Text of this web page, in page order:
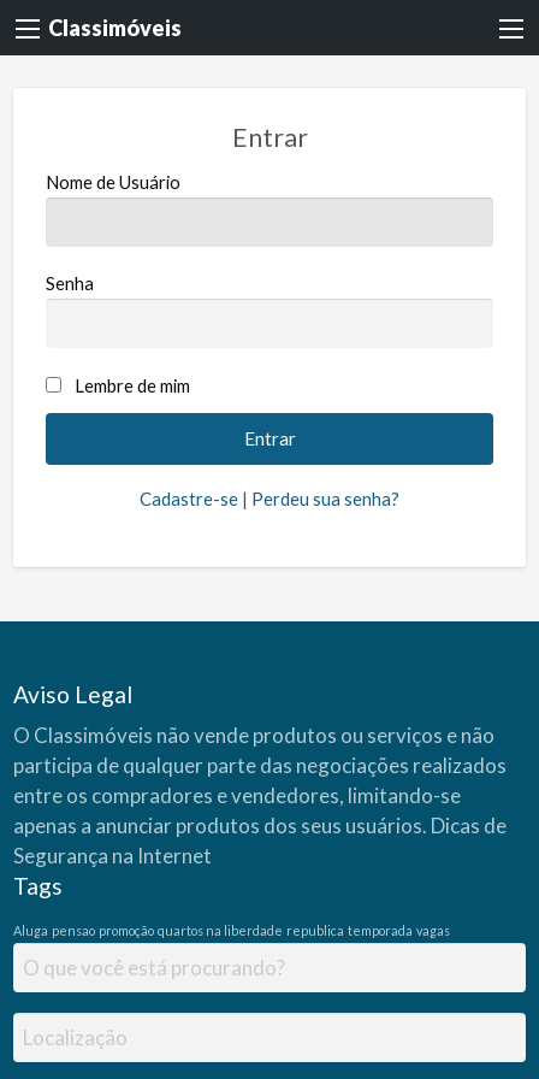
Classimóveis
Entrar
Nome de Usuário
Senha
Lembre de mim
Cadastre-se | Perdeu sua senha?
Aviso Legal
O Classimóveis não vende produtos ou serviços e não
participa de qualquer parte das negociações realizados
entre os compradores e vendedores, limitando-se
apenas a anunciar produtos dos seus usuários. Dicas de
Segurança na Internet
Tags
Aluga pensao promoção quartos na liberdade republica temporada vagas